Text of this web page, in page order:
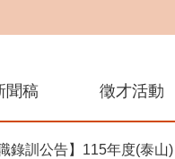
聞稿 徵才活動
錄訓公告】115年度(泰山) 工業